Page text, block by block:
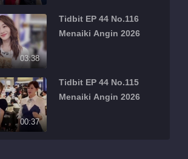
03:38
Tidbit EP 44 No.116
Menaiki Angin 2026
00:37
Tidbit EP 44 No.115
Menaiki Angin 2026